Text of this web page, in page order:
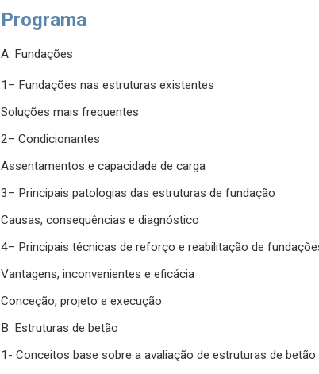
Programa
A: Fundações
1– Fundações nas estruturas existentes
Soluções mais frequentes
2– Condicionantes
Assentamentos e capacidade de carga
3– Principais patologias das estruturas de fundação
Causas, consequências e diagnóstico
4– Principais técnicas de reforço e reabilitação de
Vantagens, inconvenientes e eficácia
Conceção, projeto e execução
B: Estruturas de betão
1- Conceitos base sobre a avaliação de estruturas de betão